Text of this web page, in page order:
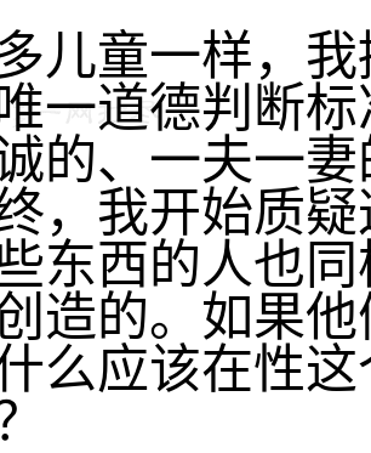
儿童一样，
一道德判断
的、一夫一
，我开始质
东西的人也
造的。如果
么应该在性